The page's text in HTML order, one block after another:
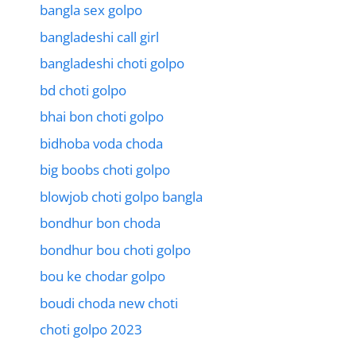
bangla sex golpo
bangladeshi call girl
bangladeshi choti golpo
bd choti golpo
bhai bon choti golpo
bidhoba voda choda
big boobs choti golpo
blowjob choti golpo bangla
bondhur bon choda
bondhur bou choti golpo
bou ke chodar golpo
boudi choda new choti
choti golpo 2023